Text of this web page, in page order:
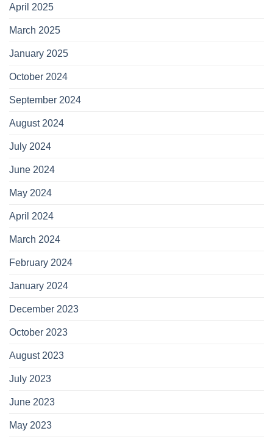
April 2025
March 2025
January 2025
October 2024
September 2024
August 2024
July 2024
June 2024
May 2024
April 2024
March 2024
February 2024
January 2024
December 2023
October 2023
August 2023
July 2023
June 2023
May 2023